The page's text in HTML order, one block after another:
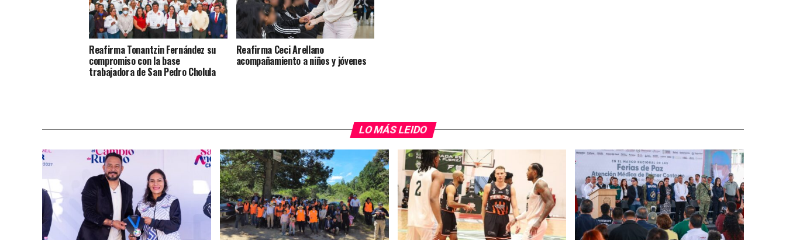
Reafirma Tonantzin Fernández su
compromiso con la base
trabajadora de San Pedro Cholula
Reafirma Ceci Arellano
acompañamiento a niños y jóvenes
LO MÁS LEIDO